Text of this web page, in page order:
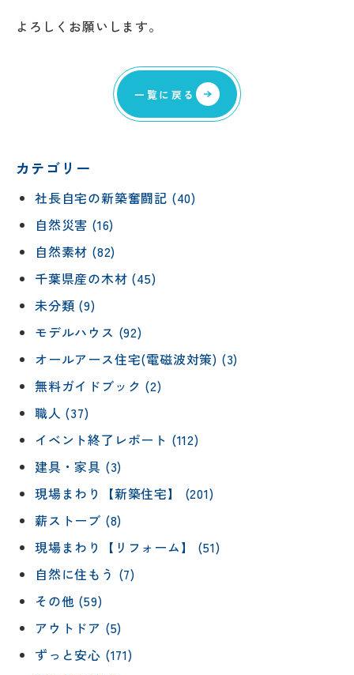
よろしくお願いします。
一覧に戻る
カテゴリー
社長自宅の新築奮闘記 (40)
自然災害 (16)
自然素材 (82)
千葉県産の木材 (45)
未分類 (9)
モデルハウス (92)
オールアース住宅(電磁波対策) (3)
無料ガイドブック (2)
職人 (37)
イベント終了レポート (112)
建具・家具 (3)
現場まわり【新築住宅】 (201)
薪ストーブ (8)
現場まわり【リフォーム】 (51)
自然に住もう (7)
その他 (59)
アウトドア (5)
ずっと安心 (171)